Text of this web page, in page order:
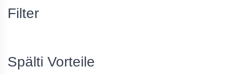
Filter
Spälti Vorteile